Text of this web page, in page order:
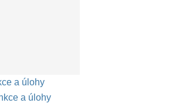
a úlohy
a úlohy